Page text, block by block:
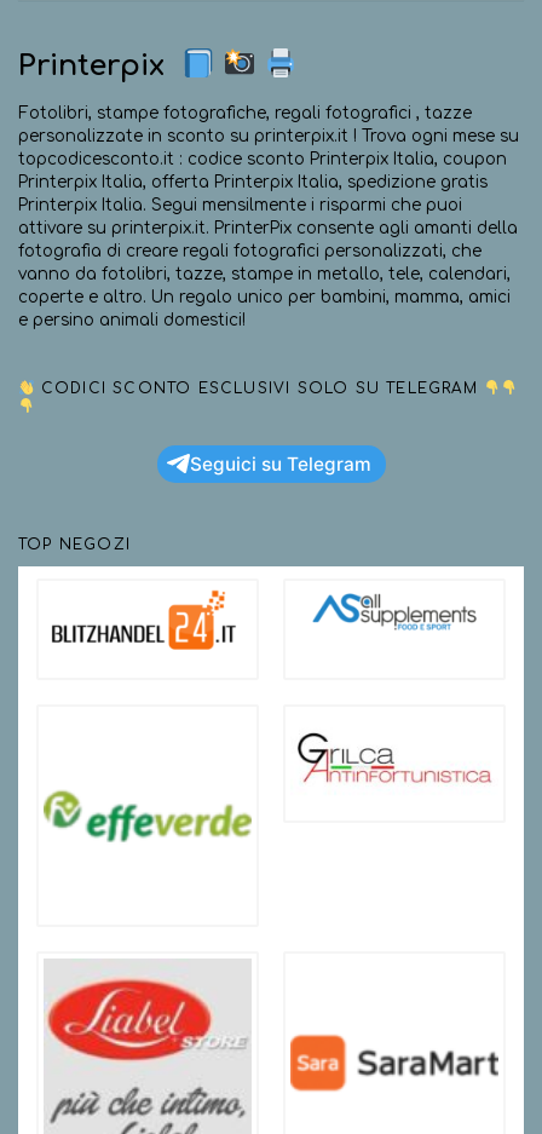
Printerpix
Fotolibri, stampe fotografiche, regali fotografici , tazze
personalizzate in sconto su printerpix.it ! Trova ogni mese su
topcodicesconto.it : codice sconto Printerpix Italia, coupon
Printerpix Italia, offerta Printerpix Italia, spedizione gratis
Printerpix Italia. Segui mensilmente i risparmi che puoi
attivare su printerpix.it. PrinterPix consente agli amanti della
fotografia di creare regali fotografici personalizzati, che
vanno da fotolibri, tazze, stampe in metallo, tele, calendari,
coperte e altro. Un regalo unico per bambini, mamma, amici
e persino animali domestici!
CODICI SCONTO ESCLUSIVI SOLO SU TELEGRAM
Seguici su Telegram
TOP NEGOZI